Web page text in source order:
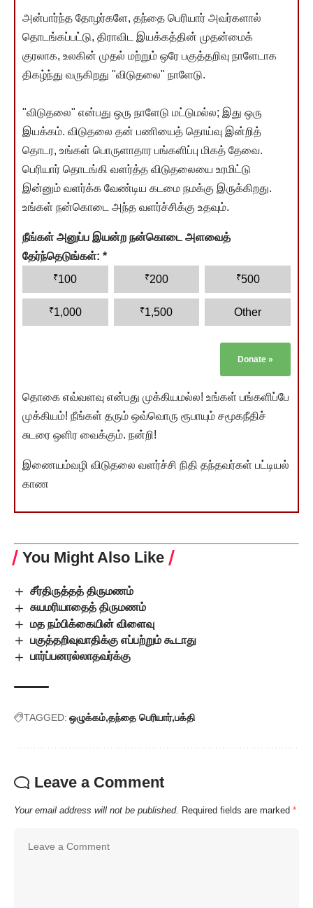
அன்பார்ந்த தோழர்களே, தந்தை பெரியார் அவர்களால்
தொடங்கப்பட்டு, திராவிட இயக்கத்தின் முதன்மைக்
குரலாக, உலகின் முதல் மற்றும் ஒரே பகுத்தறிவு நாளேடாக
திகழ்ந்து வருகிறது "விடுதலை" நாளேடு.
"விடுதலை" என்பது ஒரு நாளேடு மட்டுமல்ல; இது ஒரு
இயக்கம். விடுதலை தன் பணியைத் தொய்வு இன்றித்
தொடர, உங்கள் பொருளாதார பங்களிப்பு மிகத் தேவை.
பெரியார் தொடங்கி வளர்த்த விடுதலையை உரமிட்டு
இன்னும் வளர்க்க வேண்டிய கடமை நமக்கு இருக்கிறது.
உங்கள் நன்கொடை அந்த வளர்ச்சிக்கு உதவும்.
நீங்கள் அனுப்ப இயன்ற நன்கொடை அளவைத்
தேர்ந்தெடுங்கள்: *
₹100 ₹200 ₹500
₹1,000 ₹1,500 Other
Donate »
தொகை எவ்வளவு என்பது முக்கியமல்ல! உங்கள் பங்களிப்பே
முக்கியம்! நீங்கள் தரும் ஒவ்வொரு ரூபாயும் சமூகநீதிச்
சுடரை ஒளிர வைக்கும். நன்றி!
இணையம்வழி விடுதலை வளர்ச்சி நிதி தந்தவர்கள் பட்டியல்
காண
You Might Also Like
சீர்திருத்தத் திருமணம்
சுயமரியாதைத் திருமணம்
மத நம்பிக்கையின் விளைவு
பகுத்தறிவுவாதிக்கு எப்பற்றும் கூடாது
பார்ப்பனரல்லாதவர்க்கு
TAGGED: ஒழுக்கம் தந்தை பெரியார் பக்தி
Leave a Comment
Your email address will not be published. Required fields are marked *